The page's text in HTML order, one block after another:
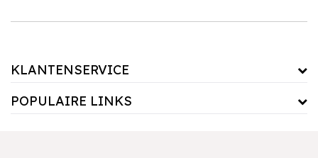
KLANTENSERVICE
POPULAIRE LINKS